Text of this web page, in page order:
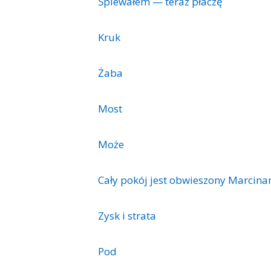
Kruk
Żaba
Most
Może
Cały pokój jest obwieszony
Zysk i strata
Pod